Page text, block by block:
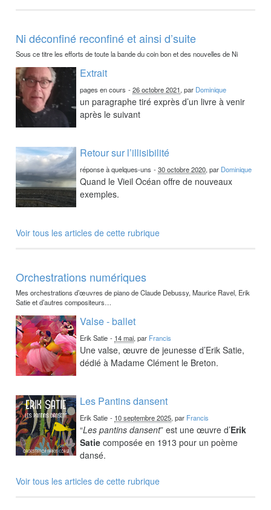
Ni déconfiné reconfiné et ainsi d’suite
Sous ce titre les efforts de toute la bande du coin bon et des nouvelles de Ni
Extrait
pages en cours -26 octobre 2021, par Dominique
un paragraphe tiré exprès d’un livre à venir
après le suivant
Retour sur l’illisibilité
réponse à quelques-uns -30 octobre 2020, par Dominique
Quand le Vieil Océan offre de nouveaux
exemples.
Voir tous les articles de cette rubrique
Orchestrations numériques
Mes orchestrations d’œuvres de piano de Claude Debussy, Maurice Ravel, Erik
Satie et d’autres compositeurs…
Valse - ballet
Erik Satie - 14 mai, par Francis
Une valse, œuvre de jeunesse d’Erik Satie,
dédié à Madame Clément le Breton.
Les Pantins dansent
Erik Satie - 10 septembre 2025, par Francis
“Les pantins dansent” est une œuvre d’Erik
Satie composée en 1913 pour un poème
dansé.
Voir tous les articles de cette rubrique